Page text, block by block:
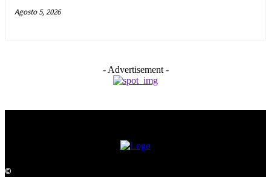
Agosto 5, 2026
- Advertisement -
©